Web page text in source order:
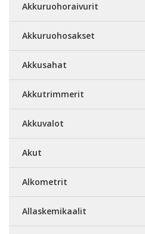
Akkuruohoraivurit
Akkuruohosakset
Akkusahat
Akkutrimmerit
Akkuvalot
Akut
Alkometrit
Allaskemikaalit